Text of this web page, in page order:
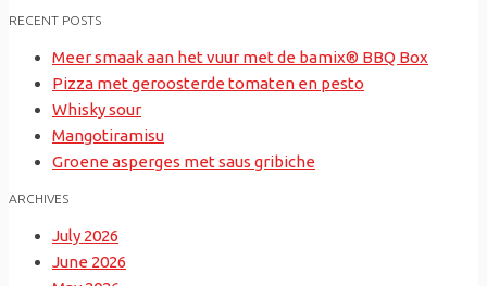
RECENT POSTS
Meer smaak aan het vuur met de bamix® BBQ Box
Pizza met geroosterde tomaten en pesto
Whisky sour
Mangotiramisu
Groene asperges met saus gribiche
ARCHIVES
July 2026
June 2026